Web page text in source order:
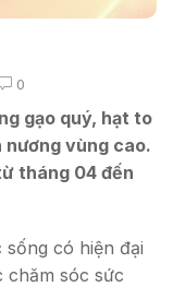
0
gạo quý, hạt to
vùng cao.
tháng 04 đến
sống có hiện đại
chăm sóc sức